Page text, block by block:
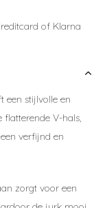
of Klarna
een stijlvolle en
V-hals,
verfijnd en
zorgt voor een